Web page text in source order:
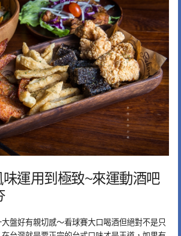
運用到極致~來運動酒吧
盤好有親切感～看球賽大口喝酒但絕對不是只